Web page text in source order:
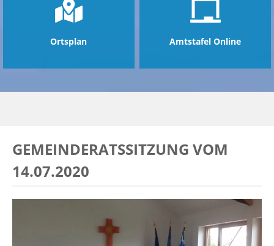
Ortsplan Amtstafel Online
GEMEINDERATSSITZUNG VOM
14.07.2020